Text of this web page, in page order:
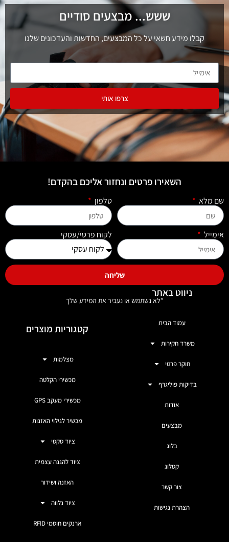
ששש... מבצעים סודיים
קבלו מידע חשאי על כל המבצעים, החדשות והעדכונים שלנו
צרפו אותי
השאירו פרטים ונחזור אליכם בהקדם!
שם מלא טלפון
אימייל לקוח פרטי/עסקי
שליחה
*לא נשתמש או נעביר את המידע שלך
ניווט באתר
עמוד הבית
משרד חקירות
חוקר פרטי
בדיקות פוליגרף
אודות
מבצעים
בלוג
קטלוג
צור קשר
הצהרת נגישות
קטגוריות מוצרים
מצלמות
מכשירי הקלטה
מכשירי מעקב GPS
מכשיר לגילוי האזנות
ציוד טקטי
ציוד להגנה עצמית
האזנה ושידור
ציוד נלווה
ארנקים חוסמי RFID